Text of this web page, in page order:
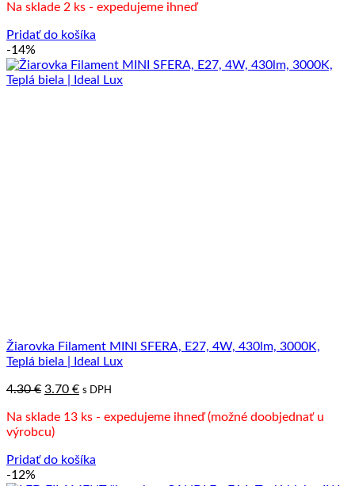
bola:
je:
Na sklade 2 ks - expedujeme ihneď
Pridať do košíka
-14%
Žiarovka Filament MINI SFERA, E27, 4W, 430lm, 3000K,
Teplá biela | Ideal Lux
4.30€ Pôvodná
bola:
4.30 €.
3.70 €Aktuálna
je:
s DPH
Na sklade 13 ks - expedujeme ihneď (možné doobjednať u
výrobcu)
Pridať do košíka
-12%